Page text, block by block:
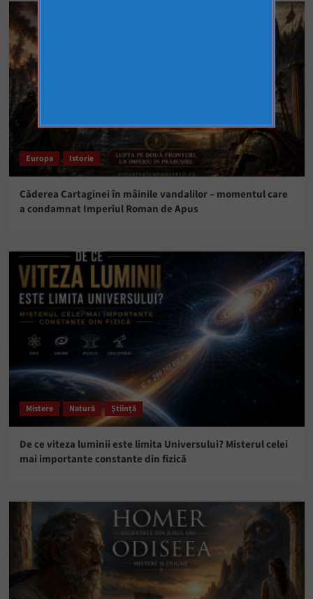
Europa Istorie
Căderea Cartaginei în mâinile vandalilor – momentul care
a condamnat Imperiul Roman de Apus
Mistere Natură Știință
De ce viteza luminii este limita Universului? Misterul celei
mai importante constante din fizică